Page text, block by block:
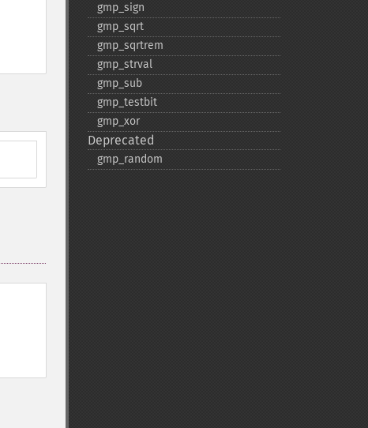
gmp_​sign
gmp_​sqrt
gmp_​sqrtrem
gmp_​strval
gmp_​sub
gmp_​testbit
gmp_​xor
Deprecated
gmp_​random